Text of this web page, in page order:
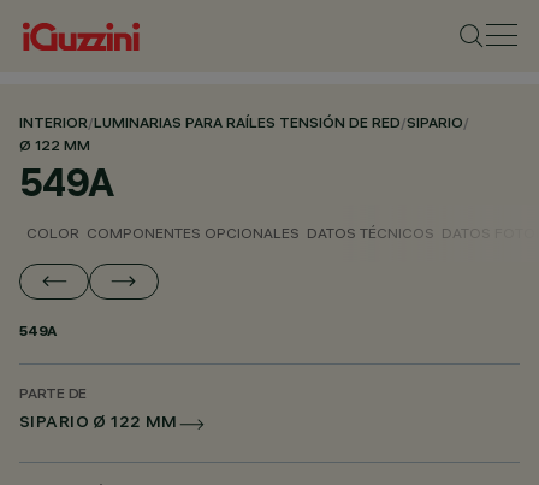
INTERIOR/LUMINARIAS PARA RAÍLES TENSIÓN DE RED/SIPARIO/
Ø 122 MM
549A
COLOR COMPONENTES OPCIONALES DATOS TÉCNICOS DATOS
549A
PARTE DE
SIPARIO Ø 122 MM